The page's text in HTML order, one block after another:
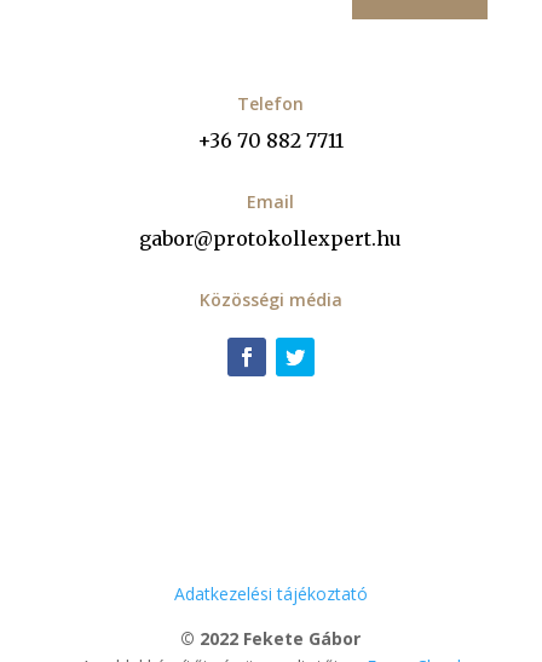
Telefon
+36 70 882 7711
Email
gabor@protokollexpert.hu
Közösségi média
Adatkezelési tájékoztató
© 2022 Fekete Gábor